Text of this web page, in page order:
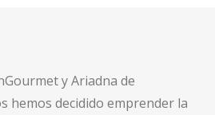
y Ariadna de
hemos decidido emprender la